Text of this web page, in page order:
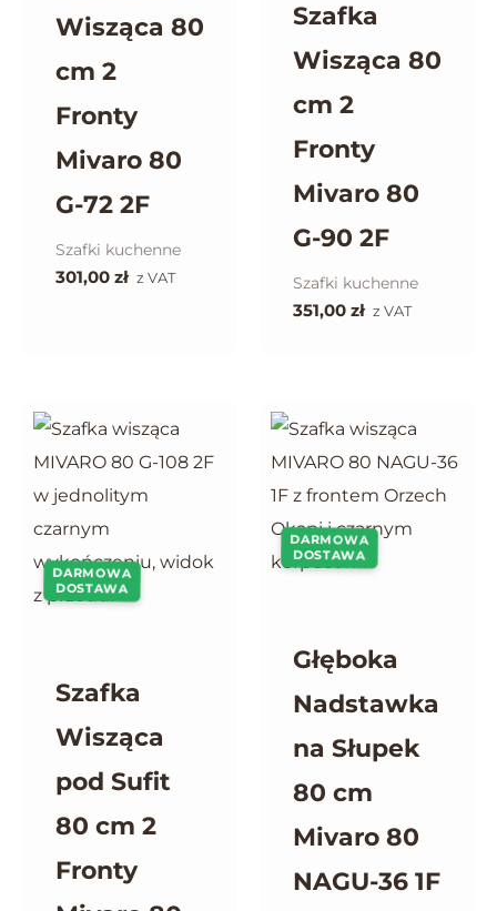
Wisząca 80
cm 2
Fronty
Mivaro 80
G-72 2F
Szafki kuchenne
301,00 zł z VAT
Szafka
Wisząca 80
cm 2
Fronty
Mivaro 80
G-90 2F
Szafki kuchenne
351,00 zł z VAT
DARMOWA
DOSTAWA
Szafka
Wisząca
pod Sufit
80 cm 2
Fronty
DARMOWA
DOSTAWA
Głęboka
Nadstawka
na Słupek
80 cm
Mivaro 80
NAGU-36 1F